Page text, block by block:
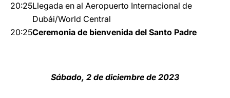
20:25Llegada en al Aeropuerto Internacional de
Dubái/World Central
20:25Ceremonia de bienvenida del Santo Padre
Sábado, 2 de diciembre de 2023